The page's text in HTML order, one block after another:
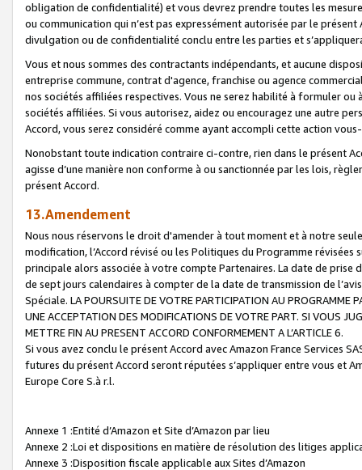
obligation de confidentialité) et vous devrez prendre toutes les
ou communication qui n’est pas expressément autorisée par le
divulgation ou de confidentialité conclu entre les parties et
Vous et nous sommes des contractants indépendants, et aucune
entreprise commune, contrat d'agence, franchise ou agence
nos sociétés affiliées respectives. Vous ne serez habilité à formuler
sociétés affiliées. Si vous autorisez, aidez ou encouragez une autre
Accord, vous serez considéré comme ayant accompli cette action
Nonobstant toute indication contraire ci-contre, rien dans le présent
agisse d’une manière non conforme à ou sanctionnée par les lois,
présent Accord.
13.Amendement
Nous nous réservons le droit d'amender à tout moment et à notre
modification, l’Accord révisé ou les Politiques du Programme
principale alors associée à votre compte Partenaires. La date de
de sept jours calendaires à compter de la date de transmission de
Spéciale. LA POURSUITE DE VOTRE PARTICIPATION AU PROGRAMME
UNE ACCEPTATION DES MODIFICATIONS DE VOTRE PART. SI VOUS
METTRE FIN AU PRESENT ACCORD CONFORMEMENT A L’ARTICLE 6.
Si vous avez conclu le présent Accord avec Amazon France Services
futures du présent Accord seront réputées s’appliquer entre vous et
Europe Core S.à r.l.
Annexe 1 :Entité d’Amazon et Site d’Amazon par lieu
Annexe 2 :Loi et dispositions en matière de résolution des litiges
Annexe 3 :Disposition fiscale applicable aux Sites d’Amazon